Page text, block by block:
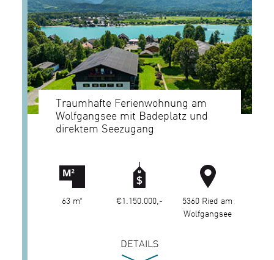
Traumhafte Ferienwohnung am
Wolfgangsee mit Badeplatz und
direktem Seezugang
63 m² €1.150.000,-
5360 Ried am
Wolfgangsee
DETAILS